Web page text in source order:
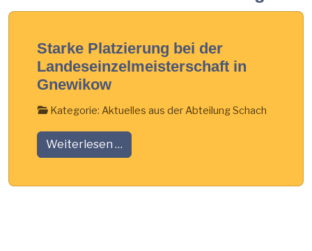
Starke Platzierung bei der
Landeseinzelmeisterschaft in
Gnewikow
Kategorie: Aktuelles aus der Abteilung Schach
Weiterlesen …